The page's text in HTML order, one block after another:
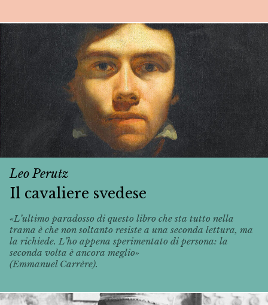
Leo Perutz
Il cavaliere svedese
«L’ultimo paradosso di questo libro che sta tutto nella
trama è che non soltanto resiste a una seconda lettura, ma
la richiede. L’ho appena sperimentato di persona: la
seconda volta è ancora meglio»
(Emmanuel Carrère).